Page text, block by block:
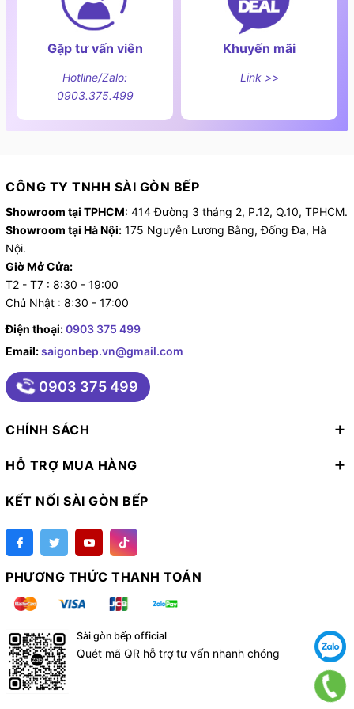
sản phẩm này cho các loại bếp khác nhau như bếp
gas, bếp điện hay bếp từ mà không lo sợ gây hại cho
bề mặt và các thiết bị.
Thành phần của kem tẩy sạch bếp từ Almawin
Trong sản phẩm nước lau bếp từ Almawin có các
<5% chất hoạt động bề mặt saccharoid thực vật;
Sulfate rượu béo thực vật;
Hương liệu;
Citral;
Linalool.
xanthan
Gặp tư vấn viên
Hotline/Zalo:
0903.375.499
Khuyến mãi
Link >>
CÔNG TY TNHH SÀI GÒN BẾP
Showroom tại TPHCM: 414 Đường 3 tháng 2, P.12, Q.10, TPHCM.
Showroom tại Hà Nội: 175 Nguyễn Lương Bằng, Đống Đa, Hà
Nội.
Giờ Mở Cửa:
T2 - T7 : 8:30 - 19:00
Chủ Nhật : 8:30 - 17:00
Điện thoại:0903 375 499
Email:saigonbep.vn@gmail.com
0903 375 499
CHÍNH SÁCH
HỖ TRỢ MUA HÀNG
KẾT NỐI SÀI GÒN BẾP
PHƯƠNG THỨC THANH TOÁN
Sài gòn bếp official
Quét mã QR hỗ trợ tư vấn nhanh chóng